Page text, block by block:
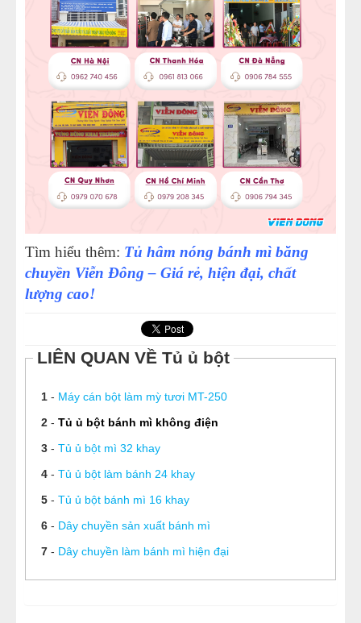
Tìm hiểu thêm: Tủ hâm nóng bánh mì băng
chuyền Viễn Đông – Giá rẻ, hiện đại, chất
lượng cao!
LIÊN QUAN VỀ Tủ ủ bột
1- Máy cán bột làm mỳ tươi MT-250
2- Tủ ủ bột bánh mì không điện
3- Tủ ủ bột mì 32 khay
4- Tủ ủ bột làm bánh 24 khay
5- Tủ ủ bột bánh mì 16 khay
6- Dây chuyền sản xuất bánh mì
7- Dây chuyền làm bánh mì hiện đại